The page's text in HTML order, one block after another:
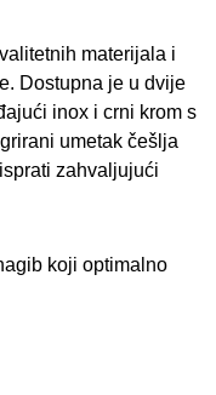
materijala i
Dostupna je u dvije
inox i crni krom s
umetak češlja
zahvaljujući
koji optimalno